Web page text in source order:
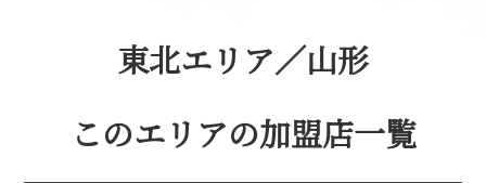
東北エリア／山形
このエリアの加盟店一覧